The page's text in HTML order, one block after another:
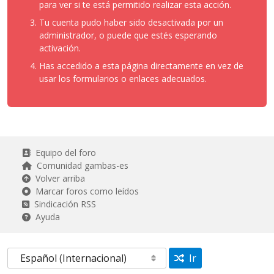
para ver si te está permitido realizar esta acción.
Tu cuenta pudo haber sido desactivada por un
administrador, o puede que estés esperando
activación.
Has accedido a esta página directamente en vez de
usar los formularios o enlaces adecuados.
Equipo del foro
Comunidad gambas-es
Volver arriba
Marcar foros como leídos
Sindicación RSS
Ayuda
Ir